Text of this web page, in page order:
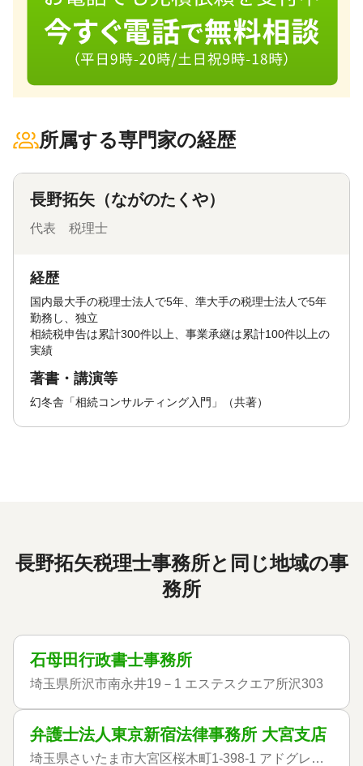
所属する専門家の経歴
長野拓矢（ながのたくや）
代表 税理士
経歴
国内最大手の税理士法人で5年、準大手の税理士法人で5年
勤務し、独立
相続税申告は累計300件以上、事業承継は累計100件以上の
実績
著書・講演等
幻冬舎「相続コンサルティング入門」（共著）
長野拓矢税理士事務所と同じ地域の事
務所
石母田行政書士事務所
埼玉県所沢市南永井19－1 エステスクエア所沢303
弁護士法人東京新宿法律事務所 大宮支店
埼玉県さいたま市大宮区桜木町1-398-1 アドグレイス大宮8階